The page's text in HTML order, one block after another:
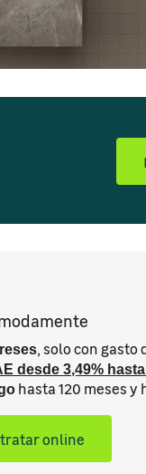
, solo con gasto
desde 3,49%
hasta 120 meses y
online